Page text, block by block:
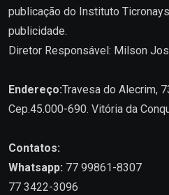
publicação do Instituto
publicidade.
Diretor Responsável: Milson
Endereço:Travesa do Alecrim,
Cep.45.000-690. Vitória da
Contatos:
Whatsapp: 77 99861-8307
77 3422-3096